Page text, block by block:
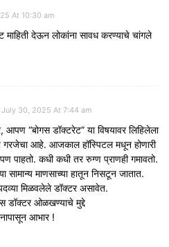
At 10:30 am
देऊन लोकांना सावध करण्याचे चांगले
July 30, 2025 At 7:44 am
“बोगस डॉक्टरेट” या विषयावर लिहिलेला
आहे. आजकाल हॉस्पिटल मधून होणारी
पाहतो. कधी कधी तर रुग्ण प्राणही गमावतो.
सामान्य माणसाच्या हातून निसटून जातात.
मिळवलेले डॉक्टर असावेत.
डॉक्टर ओळखण्याचे मुद्दे
आभार !